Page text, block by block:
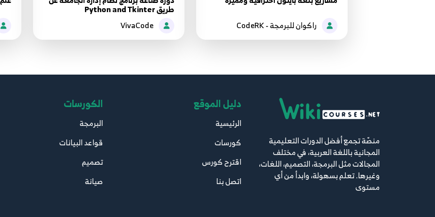
راكوان للبرمجة - CodeRK
طريق Python and Tkinter
منصّة تجمع أفضل الدورات التعليمية
المجانية باللغة العربية، في مختلف
المجالات مثل البرمجة، التصميم، اللغات،
وغيرها. تعلم بسهولة، وابدأ من أي
مستوى
دليل الموقع
الرئيسية
كورسات
اقترح كورس
اتصل بنا
الكورسات
البرمجة
قواعد البيانات
تصميم
صيانة